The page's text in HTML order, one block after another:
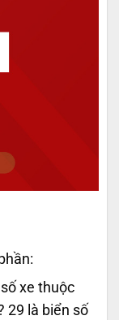
xe thuộc
29 là biển số